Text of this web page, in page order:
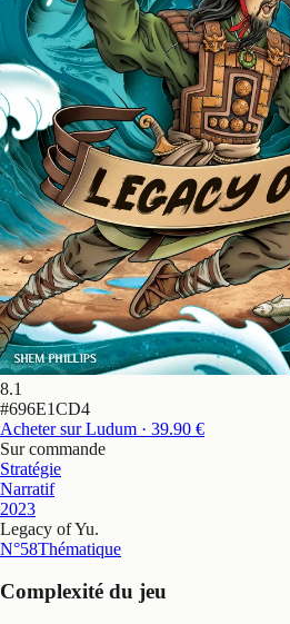
8.1
#696E1CD4
Acheter sur Ludum · 39.90 €
Sur commande
Stratégie
Narratif
2023
Legacy of Yu.
N°58Thématique
Complexité du jeu